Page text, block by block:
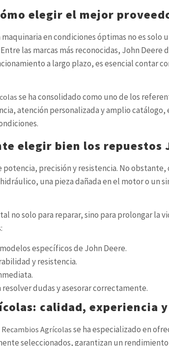
elegir el mejor
en condiciones óptimas no es
las marcas más reconocidas, John
a largo plazo, es esencial contar
se ha consolidado como uno de los
atención personalizada y amplio
elegir bien los repuestos
potencia, precisión y resistencia. No
una pieza dañada en el motor o
no solo para reparar, sino para prolongar
específicos de John Deere.
y resistencia.
dudas y asesorar correctamente.
calidad, experiencia
Agrícolasse ha especializado en
seleccionados, garantizan un